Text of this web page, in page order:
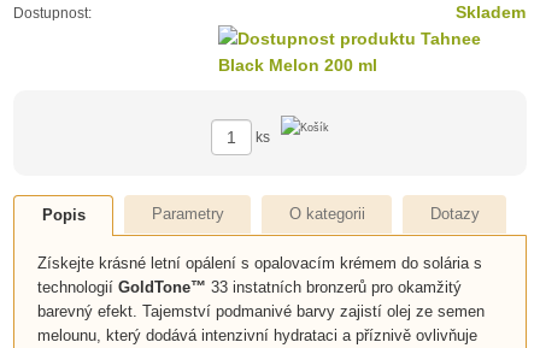
Dostupnost: Skladem
ks
Popis Parametry O kategorii Dotazy
Získejte krásné letní opálení s opalovacím krémem do solária s
technologií GoldTone™ 33 instatních bronzerů pro okamžitý
barevný efekt. Tajemství podmanivé barvy zajistí olej ze semen
melounu, který dodává intenzivní hydrataci a příznivě ovlivňuje